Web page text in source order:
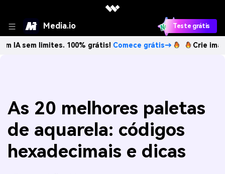
Media.io Teste grátis
limites. 100% grátis!Comece grátis→ Crie imagens
As 20 melhores paletas
de aquarela: códigos
hexadecimais e dicas